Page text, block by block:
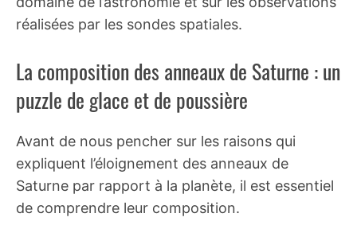
réalisées par les sondes spatiales.
La composition des anneaux de Saturne : un
puzzle de glace et de poussière
Avant de nous pencher sur les raisons qui
expliquent l’éloignement des anneaux de
Saturne par rapport à la planète, il est essentiel
de comprendre leur composition.